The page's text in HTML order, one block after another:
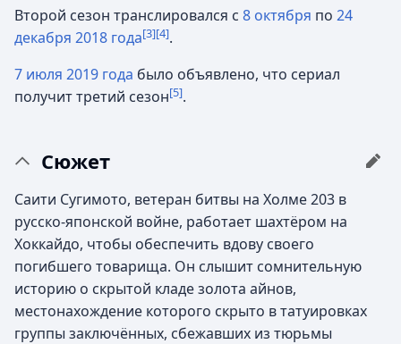
Второй сезон транслировался с 8 октября по 24
декабря 2018 года[3][4].
7 июля 2019 года было объявлено, что сериал
получит третий сезон[5].
Сюжет
Саити Сугимото, ветеран битвы на Холме 203 в
русско-японской войне, работает шахтёром на
Хоккайдо, чтобы обеспечить вдову своего
погибшего товарища. Он слышит сомнительную
историю о скрытой кладе золота айнов,
местонахождение которого скрыто в татуировках
группы заключённых, сбежавших из тюрьмы